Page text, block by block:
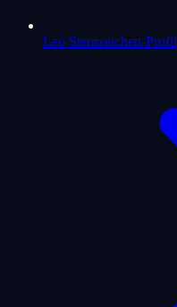
Leo Sternzeichen-Profil